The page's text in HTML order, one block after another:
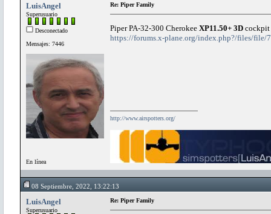
LuisAngel
Superusuario
Desconectado
Mensajes: 7446
En línea
Re: Piper Family
Piper PA-32-300 Cherokee XP11.50+ 3D cockpit
https://forums.x-plane.org/index.php?/files/file/
http://www.airspotters.org/
08 Septiembre, 2022, 13:22:13
LuisAngel
Superusuario
Re: Piper Family